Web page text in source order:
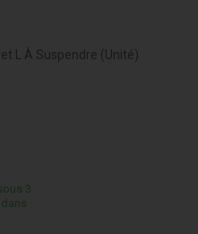
L À Suspendre (unité)
3